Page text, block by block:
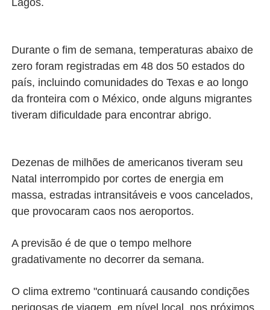
Lagos.
Durante o fim de semana, temperaturas abaixo de
zero foram registradas em 48 dos 50 estados do
país, incluindo comunidades do Texas e ao longo
da fronteira com o México, onde alguns migrantes
tiveram dificuldade para encontrar abrigo.
Dezenas de milhões de americanos tiveram seu
Natal interrompido por cortes de energia em
massa, estradas intransitáveis e voos cancelados,
que provocaram caos nos aeroportos.
A previsão é de que o tempo melhore
gradativamente no decorrer da semana.
O clima extremo "continuará causando condições